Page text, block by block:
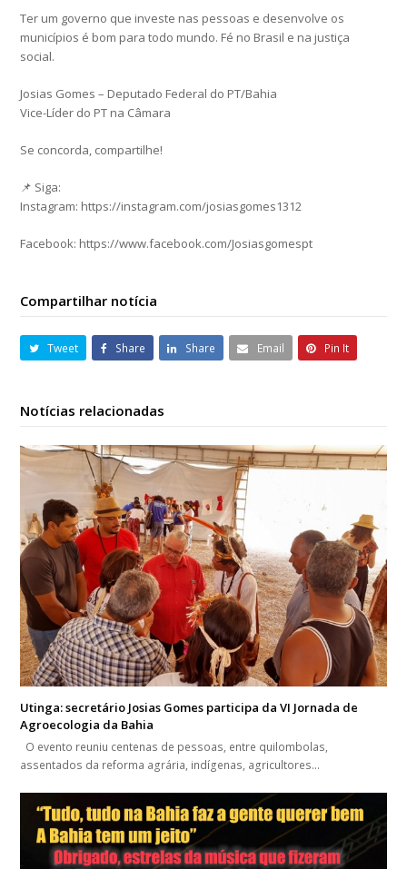
Ter um governo que investe nas pessoas e desenvolve os
municípios é bom para todo mundo. Fé no Brasil e na justiça
social.
Josias Gomes – Deputado Federal do PT/Bahia
Vice-Líder do PT na Câmara
Se concorda, compartilhe!
📌 Siga:
Instagram: https://instagram.com/josiasgomes1312
Facebook: https://www.facebook.com/Josiasgomespt
Compartilhar notícia
Tweet Share Share Email Pin It
Notícias relacionadas
Utinga: secretário Josias Gomes participa da VI Jornada de
Agroecologia da Bahia
O evento reuniu centenas de pessoas, entre quilombolas,
assentados da reforma agrária, indígenas, agricultores…